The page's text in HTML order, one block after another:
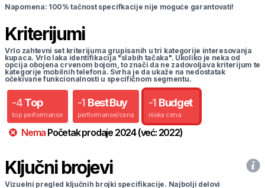
Napomena: 100% tačnost specifkacije nije moguće garantovati!
Kriterijumi
Vrlo zahtevni set kriterijuma grupisanih u tri kategorije interesovanja
kupaca. Vrlo laka identifikacija "slabih tačaka". Ukoliko je neka od
opcija obojena crvenom bojom, to znači da ne zadovoljava kriterijum te
kategorije mobilnih telefona. Svrha je da ukaže na nedostatak
očekivane funkcionalnosti u specifičnom segmentu.
-4 Top
top performanse
-1 Best Buy
performanse/cena
-1 Budget
niska cena
Nema Početak prodaje 2024(već: 2022)
Ključni brojevi
Vizuelni pregled ključnih brojki specifikacije. Najbolji delovi